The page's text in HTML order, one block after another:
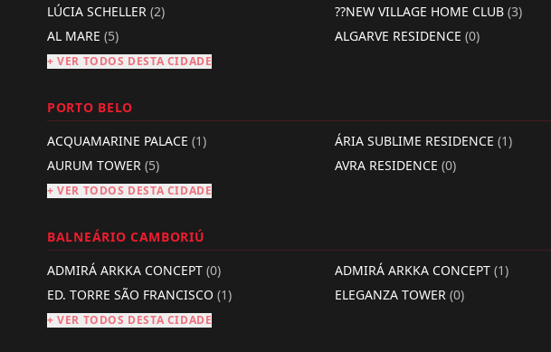
LÚCIA SCHELLER (2) ??NEW VILLAGE HOME CLUB (3)
AL MARE (5) ALGARVE RESIDENCE (0)
+ VER TODOS DESTA CIDADE
PORTO BELO
ACQUAMARINE PALACE (1) ÁRIA SUBLIME RESIDENCE (1)
AURUM TOWER (5) AVRA RESIDENCE (0)
+ VER TODOS DESTA CIDADE
BALNEÁRIO CAMBORIÚ
ADMIRÁ ARKKA CONCEPT (0) ADMIRÁ ARKKA CONCEPT (1)
ED. TORRE SÃO FRANCISCO (1) ELEGANZA TOWER (0)
+ VER TODOS DESTA CIDADE